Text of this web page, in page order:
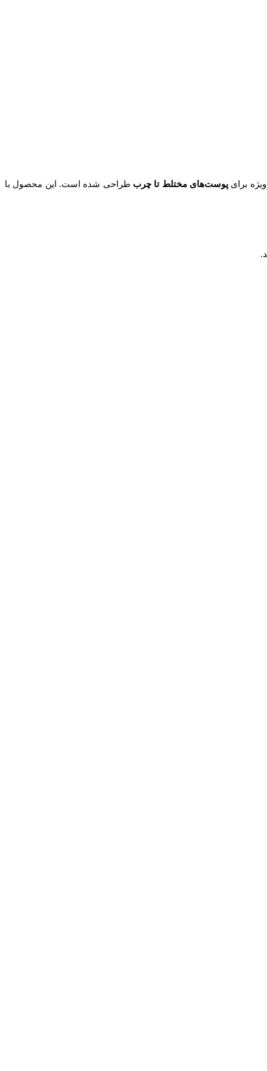
برای پوست‌های مختلط تا چرب طراحی شده است. این محصول با